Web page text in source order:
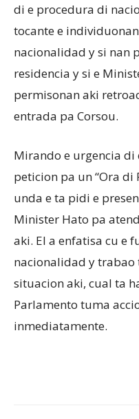
di e procedura di
tocante e
nacionalidad y si nan
residencia y si e
permisonan aki
entrada pa Corsou.
Mirando e urgencia di
peticion pa un “Ora di
unda e ta pidi e
Minister Hato pa
aki. El a enfatisa cu e
nacionalidad y trabao
situacion aki, cual ta
Parlamento tuma
inmediatamente.